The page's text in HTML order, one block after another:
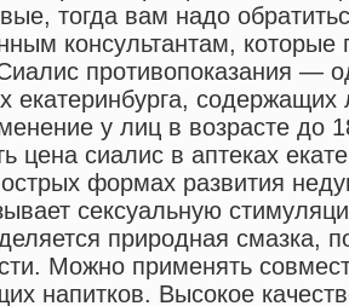
тогда вам надо
консультантам, которые
противопоказания —
екатеринбурга,
у лиц в возрасте до
цена сиалис в аптеках
формах развития
сексуальную
природная смазка,
Можно применять
напитков. Высокое